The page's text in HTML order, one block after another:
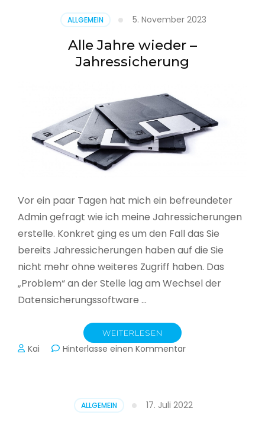
ALLGEMEIN 5. November 2023
Alle Jahre wieder –
Jahressicherung
Vor ein paar Tagen hat mich ein befreundeter
Admin gefragt wie ich meine Jahressicherungen
erstelle. Konkret ging es um den Fall das Sie
bereits Jahressicherungen haben auf die Sie
nicht mehr ohne weiteres Zugriff haben. Das
„Problem“ an der Stelle lag am Wechsel der
Datensicherungssoftware …
WEITERLESEN
Kai Hinterlasse einen Kommentarzu
Jahressicherung
ALLGEMEIN 17. Juli 2022